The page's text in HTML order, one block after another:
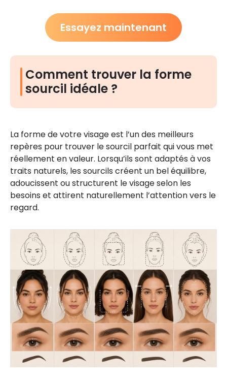
Essayez maintenant
Comment trouver la forme
sourcil idéale ?
La forme de votre visage est l’un des meilleurs
repères pour trouver le sourcil parfait qui vous met
réellement en valeur. Lorsqu’ils sont adaptés à vos
traits naturels, les sourcils créent un bel équilibre,
adoucissent ou structurent le visage selon les
besoins et attirent naturellement l’attention vers le
regard.